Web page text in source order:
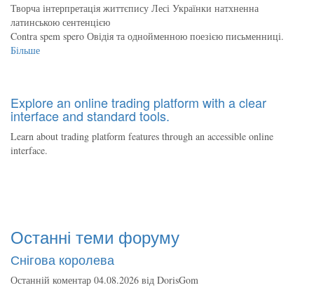
Творча інтерпретація життєпису Лесі Українки натхненна
латинською сентенцією
Contra spem spero Овідія та однойменною поезією письменниці.
Більше
Explore an online trading platform with a clear
interface and standard tools.
Learn about trading platform features through an accessible online
interface.
Останні теми форуму
Снігова королева
Останній коментар 04.08.2026 від DorisGom